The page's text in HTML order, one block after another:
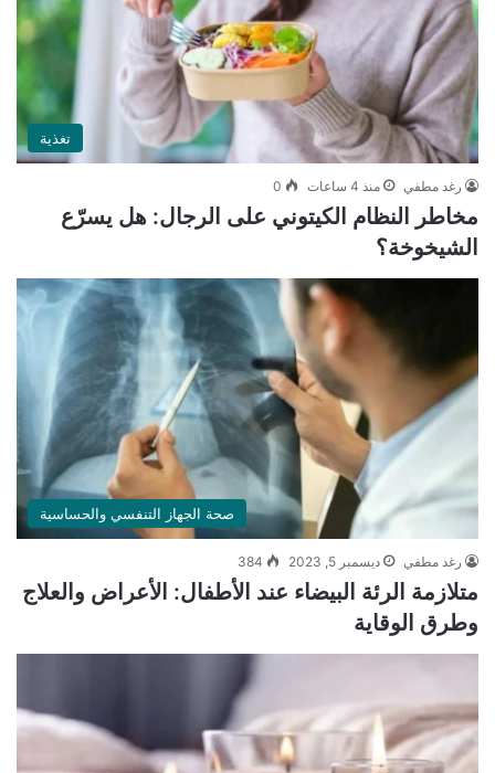
تغذية
رغد مطفي منذ 4 ساعات 0
مخاطر النظام الكيتوني على الرجال: هل يسرّع
الشيخوخة؟
صحة الجهاز التنفسي والحساسية
رغد مطفي ديسمبر 5, 2023 384
متلازمة الرئة البيضاء عند الأطفال: الأعراض والعلاج
وطرق الوقاية